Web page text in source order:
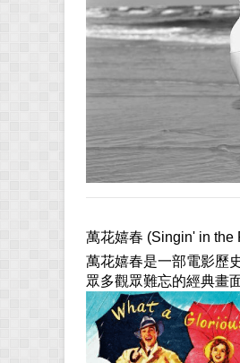
萬花嬉春 (Singin' in the
萬花嬉春是一部電影歷
眾多觀眾難忘的經典畫